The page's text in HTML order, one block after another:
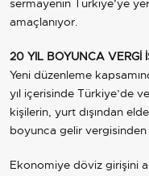
sermayenin Türkiye’ye
amaçlanıyor.
20 YIL BOYUNCA VERGİ
Yeni düzenleme
yıl içerisinde Türkiye’de
kişilerin, yurt dışından
boyunca gelir
Ekonomiye döviz girişini